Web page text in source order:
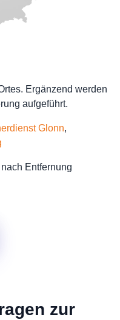
Ergänzend werden
aufgeführt.
Glonn,
Entfernung
zur